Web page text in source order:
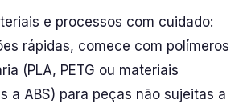
e processos com cuidado:
rápidas, comece com polímeros
(PLA, PETG ou materiais
a ABS) para peças não sujeitas a